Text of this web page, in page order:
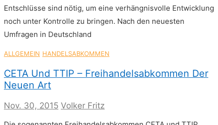
Entschlüsse sind nötig, um eine verhängnisvolle Entwicklung
noch unter Kontrolle zu bringen. Nach den neuesten
Umfragen in Deutschland
ALLGEMEIN HANDELSABKOMMEN
CETA Und TTIP – Freihandelsabkommen Der
Neuen Art
Nov. 30, 2015 Volker Fritz